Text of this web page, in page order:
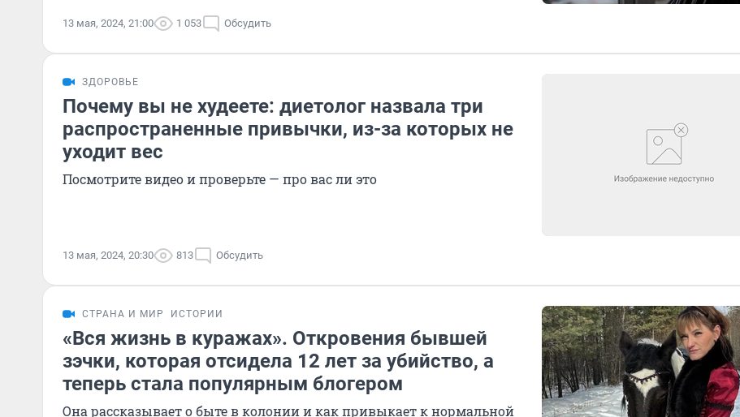
13 мая, 2024, 21:00 1 053 Обсудить
ЗДОРОВЬЕ
Почему вы не худеете: диетолог назвала три
распространенные привычки, из-за которых не
уходит вес
Посмотрите видео и проверьте — про вас ли это
13 мая, 2024, 20:30 813 Обсудить
СТРАНА И МИР ИСТОРИИ
«Вся жизнь в куражах». Откровения бывшей
зэчки, которая отсидела 12 лет за убийство, а
теперь стала популярным блогером
Она рассказывает о быте в колонии и как привыкает к нормальной